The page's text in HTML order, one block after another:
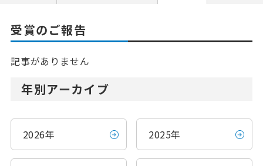
受賞のご報告
記事がありません
年別アーカイブ
2026年 2025年